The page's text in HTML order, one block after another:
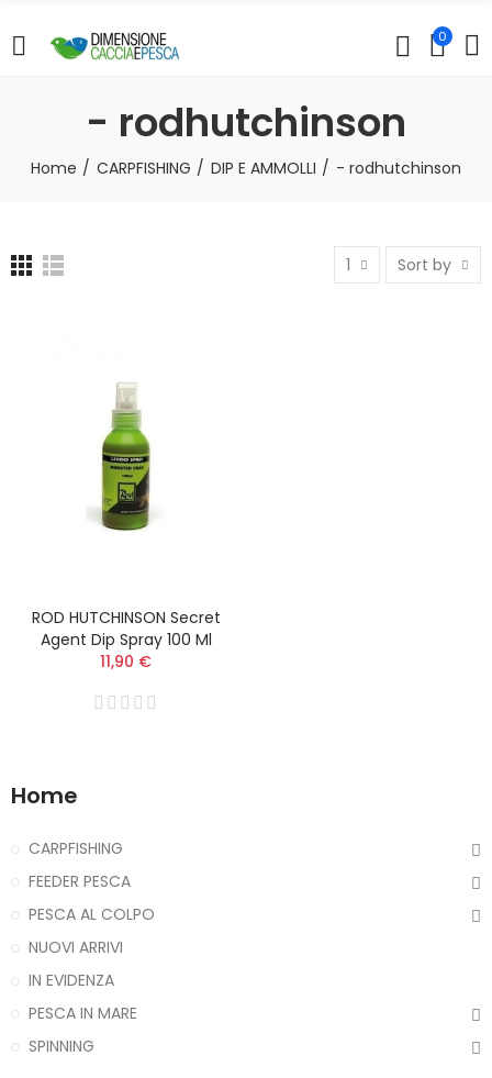
0
- rodhutchinson
Home CARPFISHING DIP E AMMOLLI - rodhutchinson
1 Sort by
ROD HUTCHINSON Secret
Agent Dip Spray 100 Ml
11,90 €
Home
CARPFISHING
FEEDER PESCA
PESCA AL COLPO
NUOVI ARRIVI
IN EVIDENZA
PESCA IN MARE
SPINNING